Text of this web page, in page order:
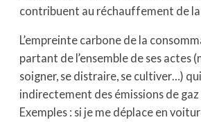
contribuent au réchauffement de
L’empreinte carbone de la
partant de l’ensemble de ses actes
soigner, se distraire, se cultiver…)
indirectement des émissions de
Exemples : si je me déplace en